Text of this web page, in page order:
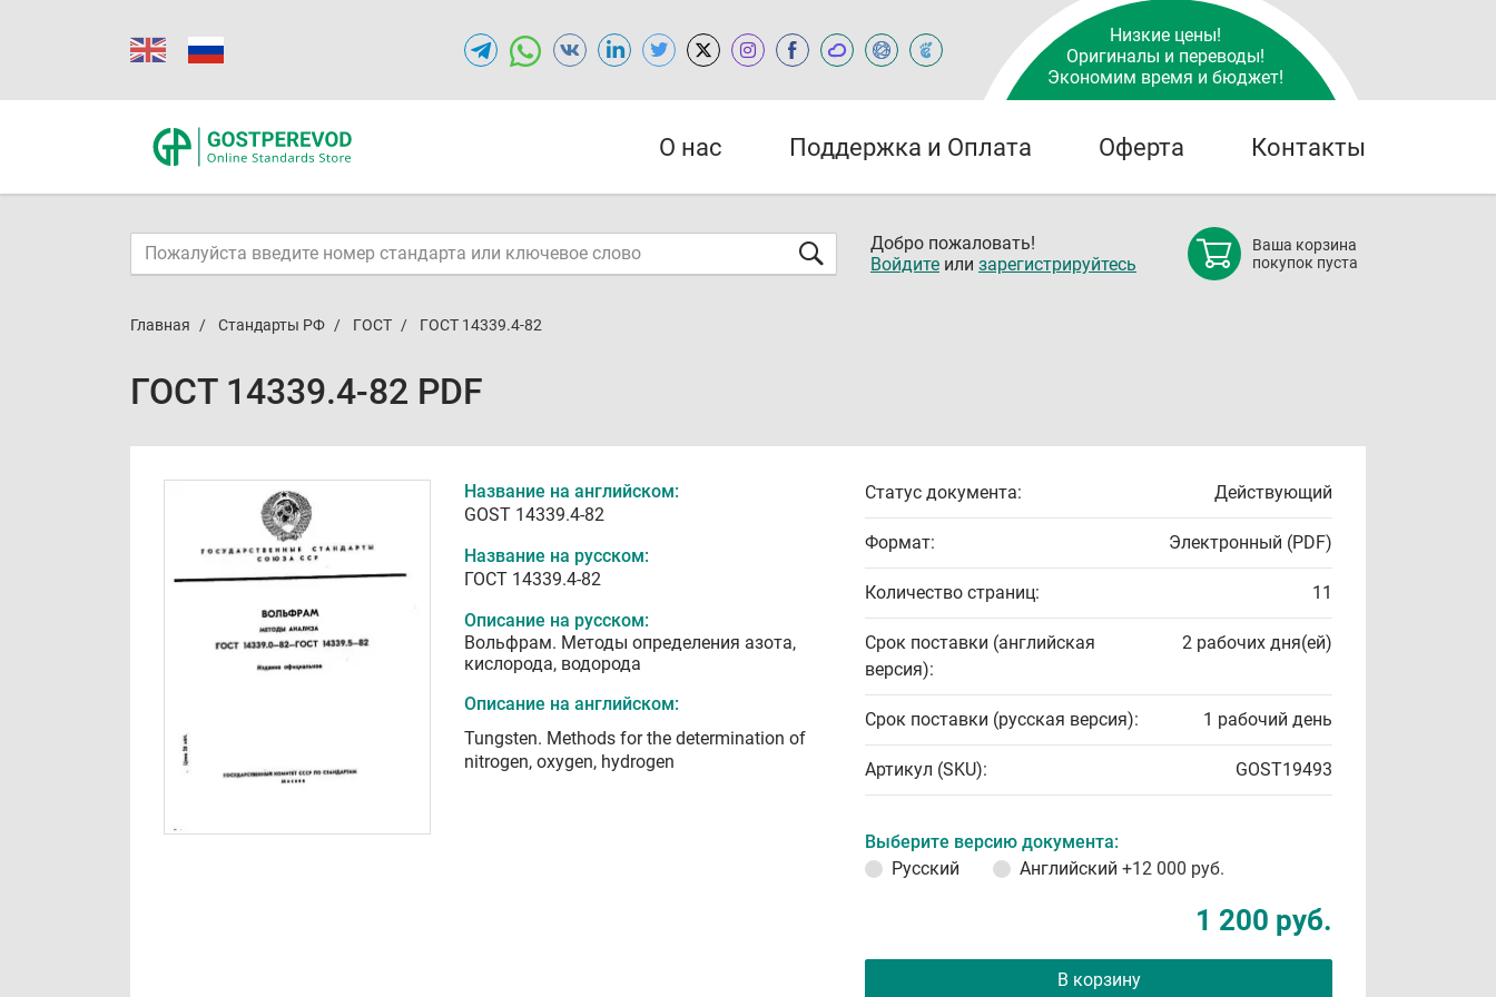
Низкие цены!
Оригиналы и переводы!
Экономим время и бюджет!
О нас Поддержка и Оплата Оферта Контакты
Добро пожаловать!
Войдите или зарегистрируйтесь
Ваша корзина
покупок пуста
Главная Стандарты РФ ГОСТ ГОСТ 14339.4-82
ГОСТ 14339.4-82 PDF
Название на английском:
GOST 14339.4-82
Название на русском:
ГОСТ 14339.4-82
Описание на русском:
Вольфрам. Методы определения азота,
кислорода, водорода
Описание на английском:
Tungsten. Methods for the determination of
nitrogen, oxygen, hydrogen
Статус документа: Действующий
Формат: Электронный (PDF)
Количество страниц: 11
Срок поставки (английская
версия):
2 рабочих дня(ей)
Срок поставки (русская версия): 1 рабочий день
Артикул (SKU): GOST19493
Выберите версию документа:
Русский
Английский +12 000 руб.
1 200 руб.
В корзину